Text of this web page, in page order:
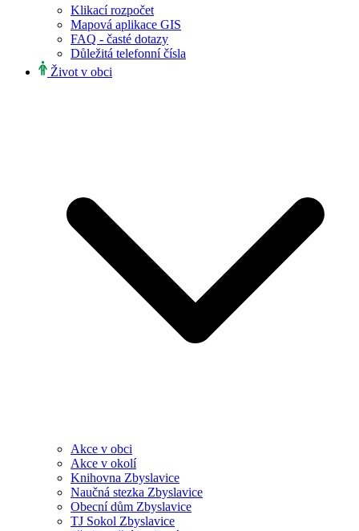
Klikací rozpočet
Mapová aplikace GIS
FAQ - časté dotazy
Důležitá telefonní čísla
Život v obci
Akce v obci
Akce v okolí
Knihovna Zbyslavice
Naučná stezka Zbyslavice
Obecní dům Zbyslavice
TJ Sokol Zbyslavice